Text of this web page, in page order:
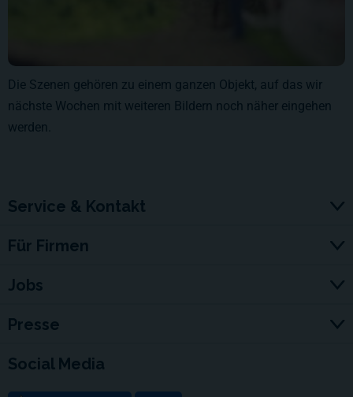
Die Szenen gehören zu einem ganzen Objekt, auf das wir
nächste Wochen mit weiteren Bildern noch näher eingehen
werden.
Service & Kontakt
Für Firmen
Jobs
Presse
Social Media